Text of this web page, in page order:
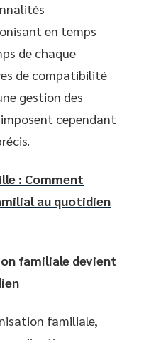
en temps
de chaque
de compatibilité
gestion des
cependant
: Comment
au quotidien
familiale devient
familiale,